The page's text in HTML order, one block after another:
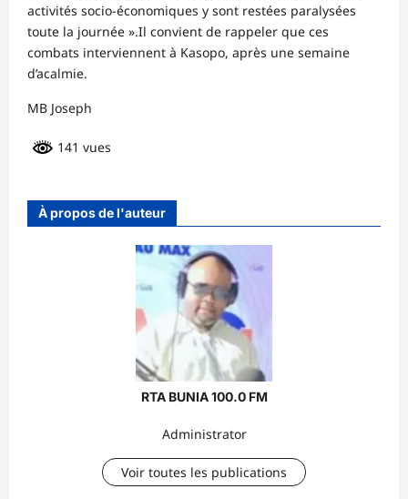
activités socio-économiques y sont restées paralysées
toute la journée ».Il convient de rappeler que ces
combats interviennent à Kasopo, après une semaine
d’acalmie.
MB Joseph
141 vues
À propos de l'auteur
RTA BUNIA 100.0 FM
Administrator
Voir toutes les publications